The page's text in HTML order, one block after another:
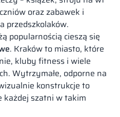
oraz zabawek i
przedszkolaków.
popularnością cieszą się
. Kraków to miasto, które
kluby fitness i wiele
Wytrzymałe, odporne na
konstrukcje to
każdej szatni w takim